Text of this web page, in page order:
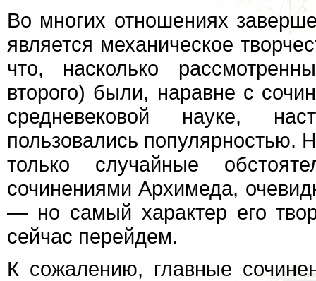
Во многих отношениях
является механическое
что, насколько
второго) были, наравне с
средневековой науке,
пользовались популярностью.
только случайные
сочинениями Архимеда,
— но самый характер его
сейчас перейдем.
К сожалению, главные